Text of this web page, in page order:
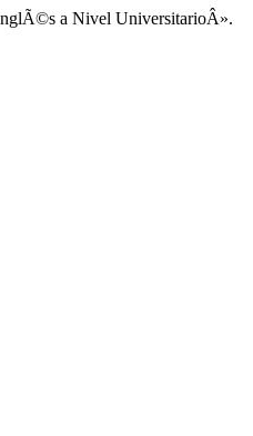
a Nivel UniversitarioÂ».